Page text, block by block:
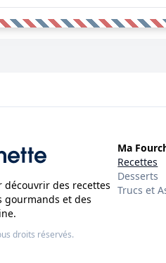
des recettes
gourmands et des
droits réservés.
Ma
Recettes
Desserts
Trucs et